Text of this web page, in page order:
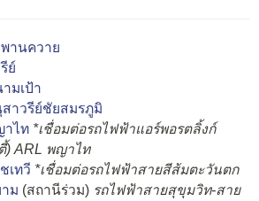
านควาย
ย์
มเป้า
าวรีย์ชัยสมรภูมิ
าไท *เชื่อมต่อรถไฟฟ้าแอร์พอรตลิ้งก์
) ARL พญาไท
เทวี *เชื่อมต่อรถไฟฟ้าสายสีส้มตะวันตก
ม (สถานีร่วม) รถไฟฟ้าสายสุขุมวิท-สาย